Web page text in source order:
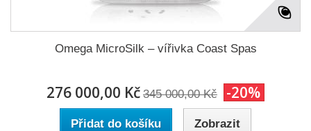
Omega MicroSilk – vířivka Coast Spas
276 000,00 Kč 345 000,00 Kč -20%
Přidat do košíku Zobrazit